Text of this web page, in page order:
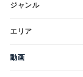
ジャンル
エリア
動画